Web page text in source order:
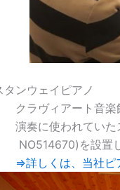
タンウェイピアノ
クラヴィアート音楽
演奏に使われていた
NO514670)を設置し
⇒詳しくは、当社ピ